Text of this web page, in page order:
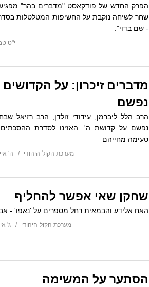
הפרק החדש של פודקאסט "מדברים בהר" מפגיש
שחר לשיחה נוקבת על החשיפות המטלטלות
- שם בדוי".
י"ט טבת
מדברים זיכרון: על
נפשם
הרב הלל ליברמן, עידודי זולדן, הרב רזיאל
נפשם על קדושת ה'. האזינו לסדרת ההסכתים
טעימה מחייהם
מערכת הקול-היהודי ה' אייר
שחקן שאי אפשר להחליף
האח אלידע והבמאית רחל מספרים על 'נאפו' -
מערכת הקול-היהודי ג'
הסתער על המשימה